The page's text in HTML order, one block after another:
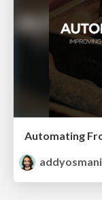
Automating
addyosmani